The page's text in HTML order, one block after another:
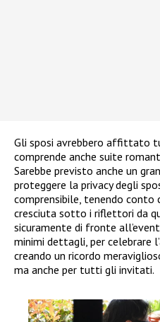
Gli sposi avrebbero affittato
comprende anche suite
Sarebbe previsto anche un
proteggere la privacy degli
comprensibile, tenendo conto
cresciuta sotto i riflettori da
sicuramente di fronte
minimi dettagli, per celebrare
creando un ricordo
ma anche per tutti gli invitati.